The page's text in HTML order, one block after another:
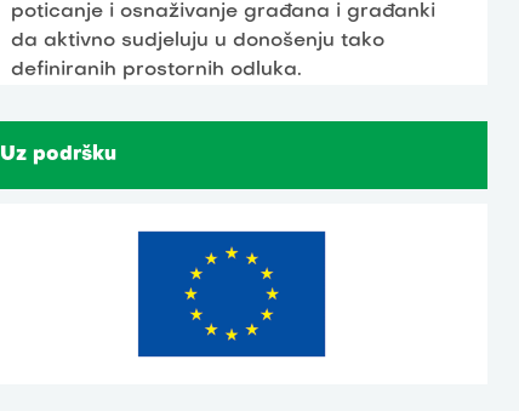
poticanje i osnaživanje građana i građanki
da aktivno sudjeluju u donošenju tako
definiranih prostornih odluka.
Uz podršku